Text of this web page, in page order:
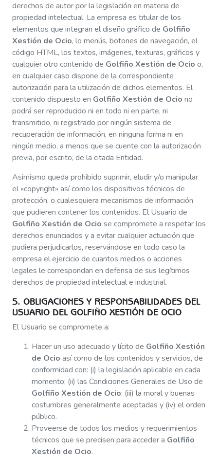
derechos de autor por la legislación en materia de
propiedad intelectual. La empresa es titular de los
elementos que integran el diseño gráfico de Golfiño
Xestión de Ocio, lo menús, botones de navegación, el
código HTML, los textos, imágenes, texturas, gráficos y
cualquier otro contenido de Golfiño Xestión de Ocio o,
en cualquier caso dispone de la correspondiente
autorización para la utilización de dichos elementos. El
contenido dispuesto en Golfiño Xestión de Ocio no
podrá ser reproducido ni en todo ni en parte, ni
transmitido, ni registrado por ningún sistema de
recuperación de información, en ninguna forma ni en
ningún medio, a menos que se cuente con la autorización
previa, por escrito, de la citada Entidad.
Asimismo queda prohibido suprimir, eludir y/o manipular
el «copyright» así como los dispositivos técnicos de
protección, o cualesquiera mecanismos de información
que pudieren contener los contenidos. El Usuario de
Golfiño Xestión de Ocio se compromete a respetar los
derechos enunciados y a evitar cualquier actuación que
pudiera perjudicarlos, reservándose en todo caso la
empresa el ejercicio de cuantos medios o acciones
legales le correspondan en defensa de sus legítimos
derechos de propiedad intelectual e industrial.
5. OBLIGACIONES Y RESPONSABILIDADES DEL
USUARIO DEL GOLFIÑO XESTIÓN DE OCIO
El Usuario se compromete a:
Hacer un uso adecuado y lícito de Golfiño Xestión
de Ocio así como de los contenidos y servicios, de
conformidad con: (i) la legislación aplicable en cada
momento; (ii) las Condiciones Generales de Uso de
Golfiño Xestión de Ocio; (iii) la moral y buenas
costumbres generalmente aceptadas y (iv) el orden
público.
Proveerse de todos los medios y requerimientos
técnicos que se precisen para acceder a Golfiño
Xestión de Ocio.